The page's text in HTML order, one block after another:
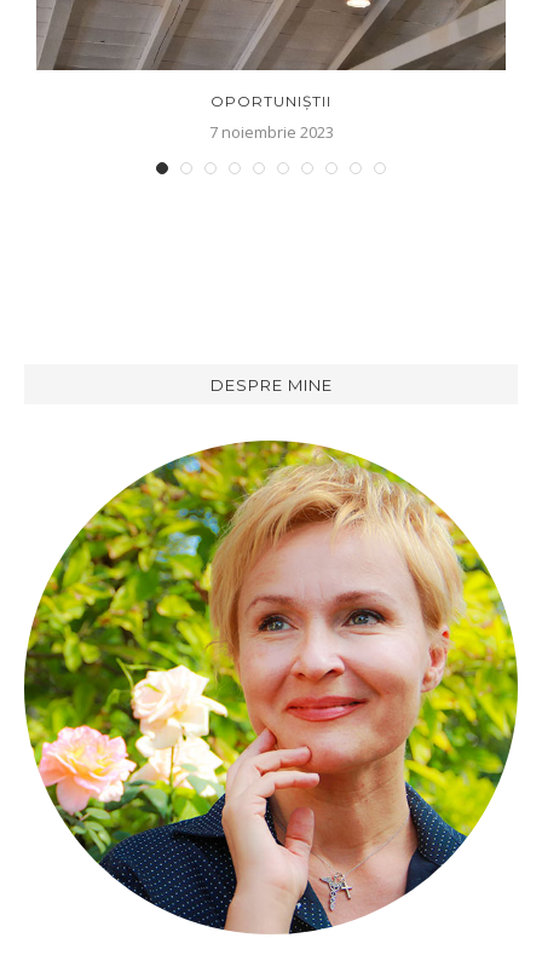
OPORTUNIȘTII
7 noiembrie 2023
DESPRE MINE